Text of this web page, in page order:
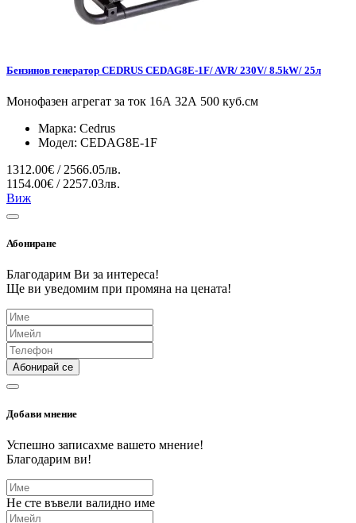
Бензинов генератор CEDRUS CEDAG8E-1F/ AVR/ 230V/ 8.5kW/ 25л
Монофазен агрегат за ток 16А 32А 500 куб.см
Марка: Cedrus
Модел: CEDAG8E-1F
1312.00€ / 2566.05лв.
1154.00€ / 2257.03лв.
Виж
Абониране
Благодарим Ви за интереса!
Ще ви уведомим при промяна на цената!
Абонирай се
Добави мнение
Успешно записахме вашето мнение!
Благодарим ви!
Не сте въвели валидно име